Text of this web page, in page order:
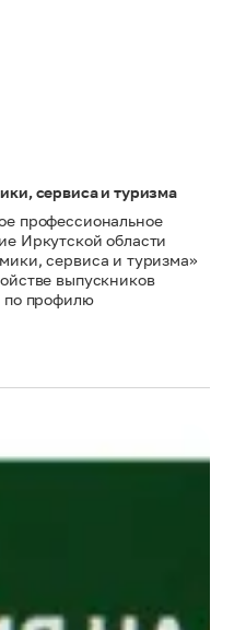
сервиса и туризма
профессиональное
Иркутской области
сервиса и туризма»
выпускников
по профилю